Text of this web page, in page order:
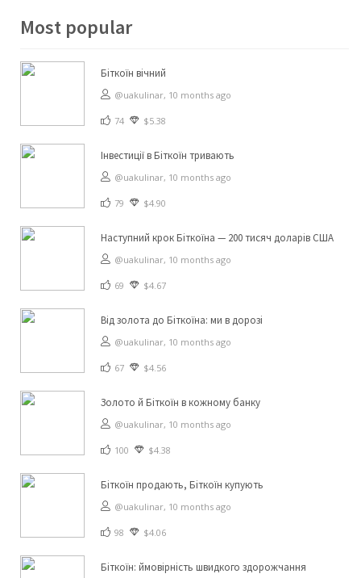
Most popular
Біткоїн вічний
@uakulinar, 10 months ago
74 $5.38
Інвестиції в Біткоїн тривають
@uakulinar, 10 months ago
79 $4.90
Наступний крок Біткоїна — 200 тисяч доларів США
@uakulinar, 10 months ago
69 $4.67
Від золота до Біткоїна: ми в дорозі
@uakulinar, 10 months ago
67 $4.56
Золото й Біткоїн в кожному банку
@uakulinar, 10 months ago
100 $4.38
Біткоїн продають, Біткоїн купують
@uakulinar, 10 months ago
98 $4.06
Біткоїн: ймовірність швидкого здорожчання